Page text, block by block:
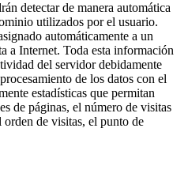
detectar de manera automática
utilizados por el usuario.
automáticamente a un
a Internet. Toda esta información
del servidor debidamente
de los datos con el
estadísticas que permitan
de páginas, el número de visitas
de visitas, el punto de